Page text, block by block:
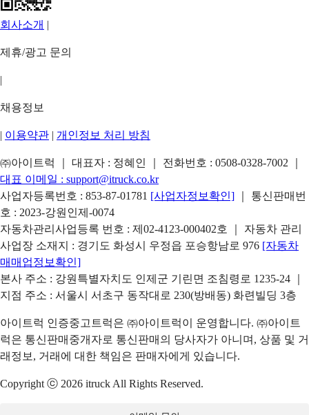
회사소개 |
제휴/광고 문의
|
채용정보
| 이용약관 | 개인정보 처리 방침
㈜아이트럭 ｜ 대표자 : 정혜인 ｜ 전화번호 : 0508-0328-7002
대표 이메일 : support@itruck.co.kr
사업자등록번호 : 853-87-01781 [사업자정보확인]
｜ 통신판매번
호 : 2023-강원인제-0074
자동차관리사업등록 번호 : 제02-4123-000402호 ｜ 자동차 관리
사업장 소재지 : 경기도 화성시 우정읍 포승항남로 976 [자동차
매매업정보확인]
본사 주소 : 강원특별자치도 인제군 기린면 조침령로 1235-24 ｜
지점 주소 : 서울시 서초구 동작대로 230(방배동) 화련빌딩 3층
아이트럭 인증중고트럭은 ㈜아이트럭이 운영합니다. ㈜아이트
럭은 통신판매중개자로 통신판매의 당사자가 아니며, 상품 및 거
래정보, 거래에 대한 책임은 판매자에게 있습니다.
Copyright ⓒ 2026 itruck All Rights Reserved.